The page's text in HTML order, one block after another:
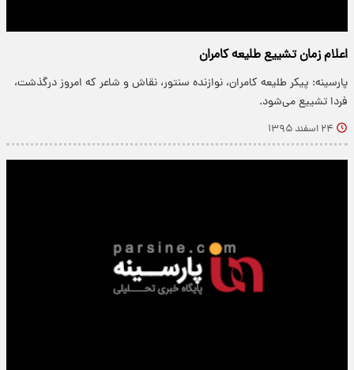
اعلام زمان تشییع طلیعه کامران
پارسینه: پیکر طلیعه کامران، نوازنده سنتور، نقاش و شاعر که امروز درگذشت،
فردا تشییع می‌شود.
۲۴ اسفند ۱۳۹۵